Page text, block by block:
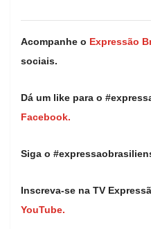
Acompanhe o Expressão
sociais.
Dá um like para o
Facebook.
Siga o
Inscreva-se na TV
YouTube.